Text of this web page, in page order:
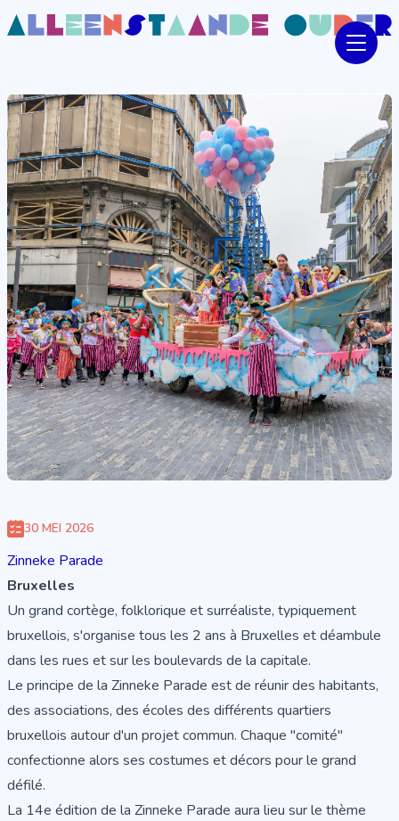
30 MEI 2026
Zinneke Parade
Bruxelles
Un grand cortège, folklorique et surréaliste, typiquement
bruxellois, s'organise tous les 2 ans à Bruxelles et déambule
dans les rues et sur les boulevards de la capitale.
Le principe de la Zinneke Parade est de réunir des habitants,
des associations, des écoles des différents quartiers
bruxellois autour d'un projet commun. Chaque "comité"
confectionne alors ses costumes et décors pour le grand
défilé.
La 14e édition de la Zinneke Parade aura lieu sur le thème